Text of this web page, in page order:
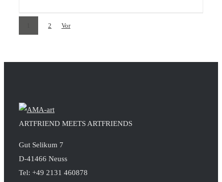
2 Vor
ARTFRIEND MEETS ARTFRIENDS
Gut Selikum 7
D-41466 Neuss
Tel: +49 2131 460878